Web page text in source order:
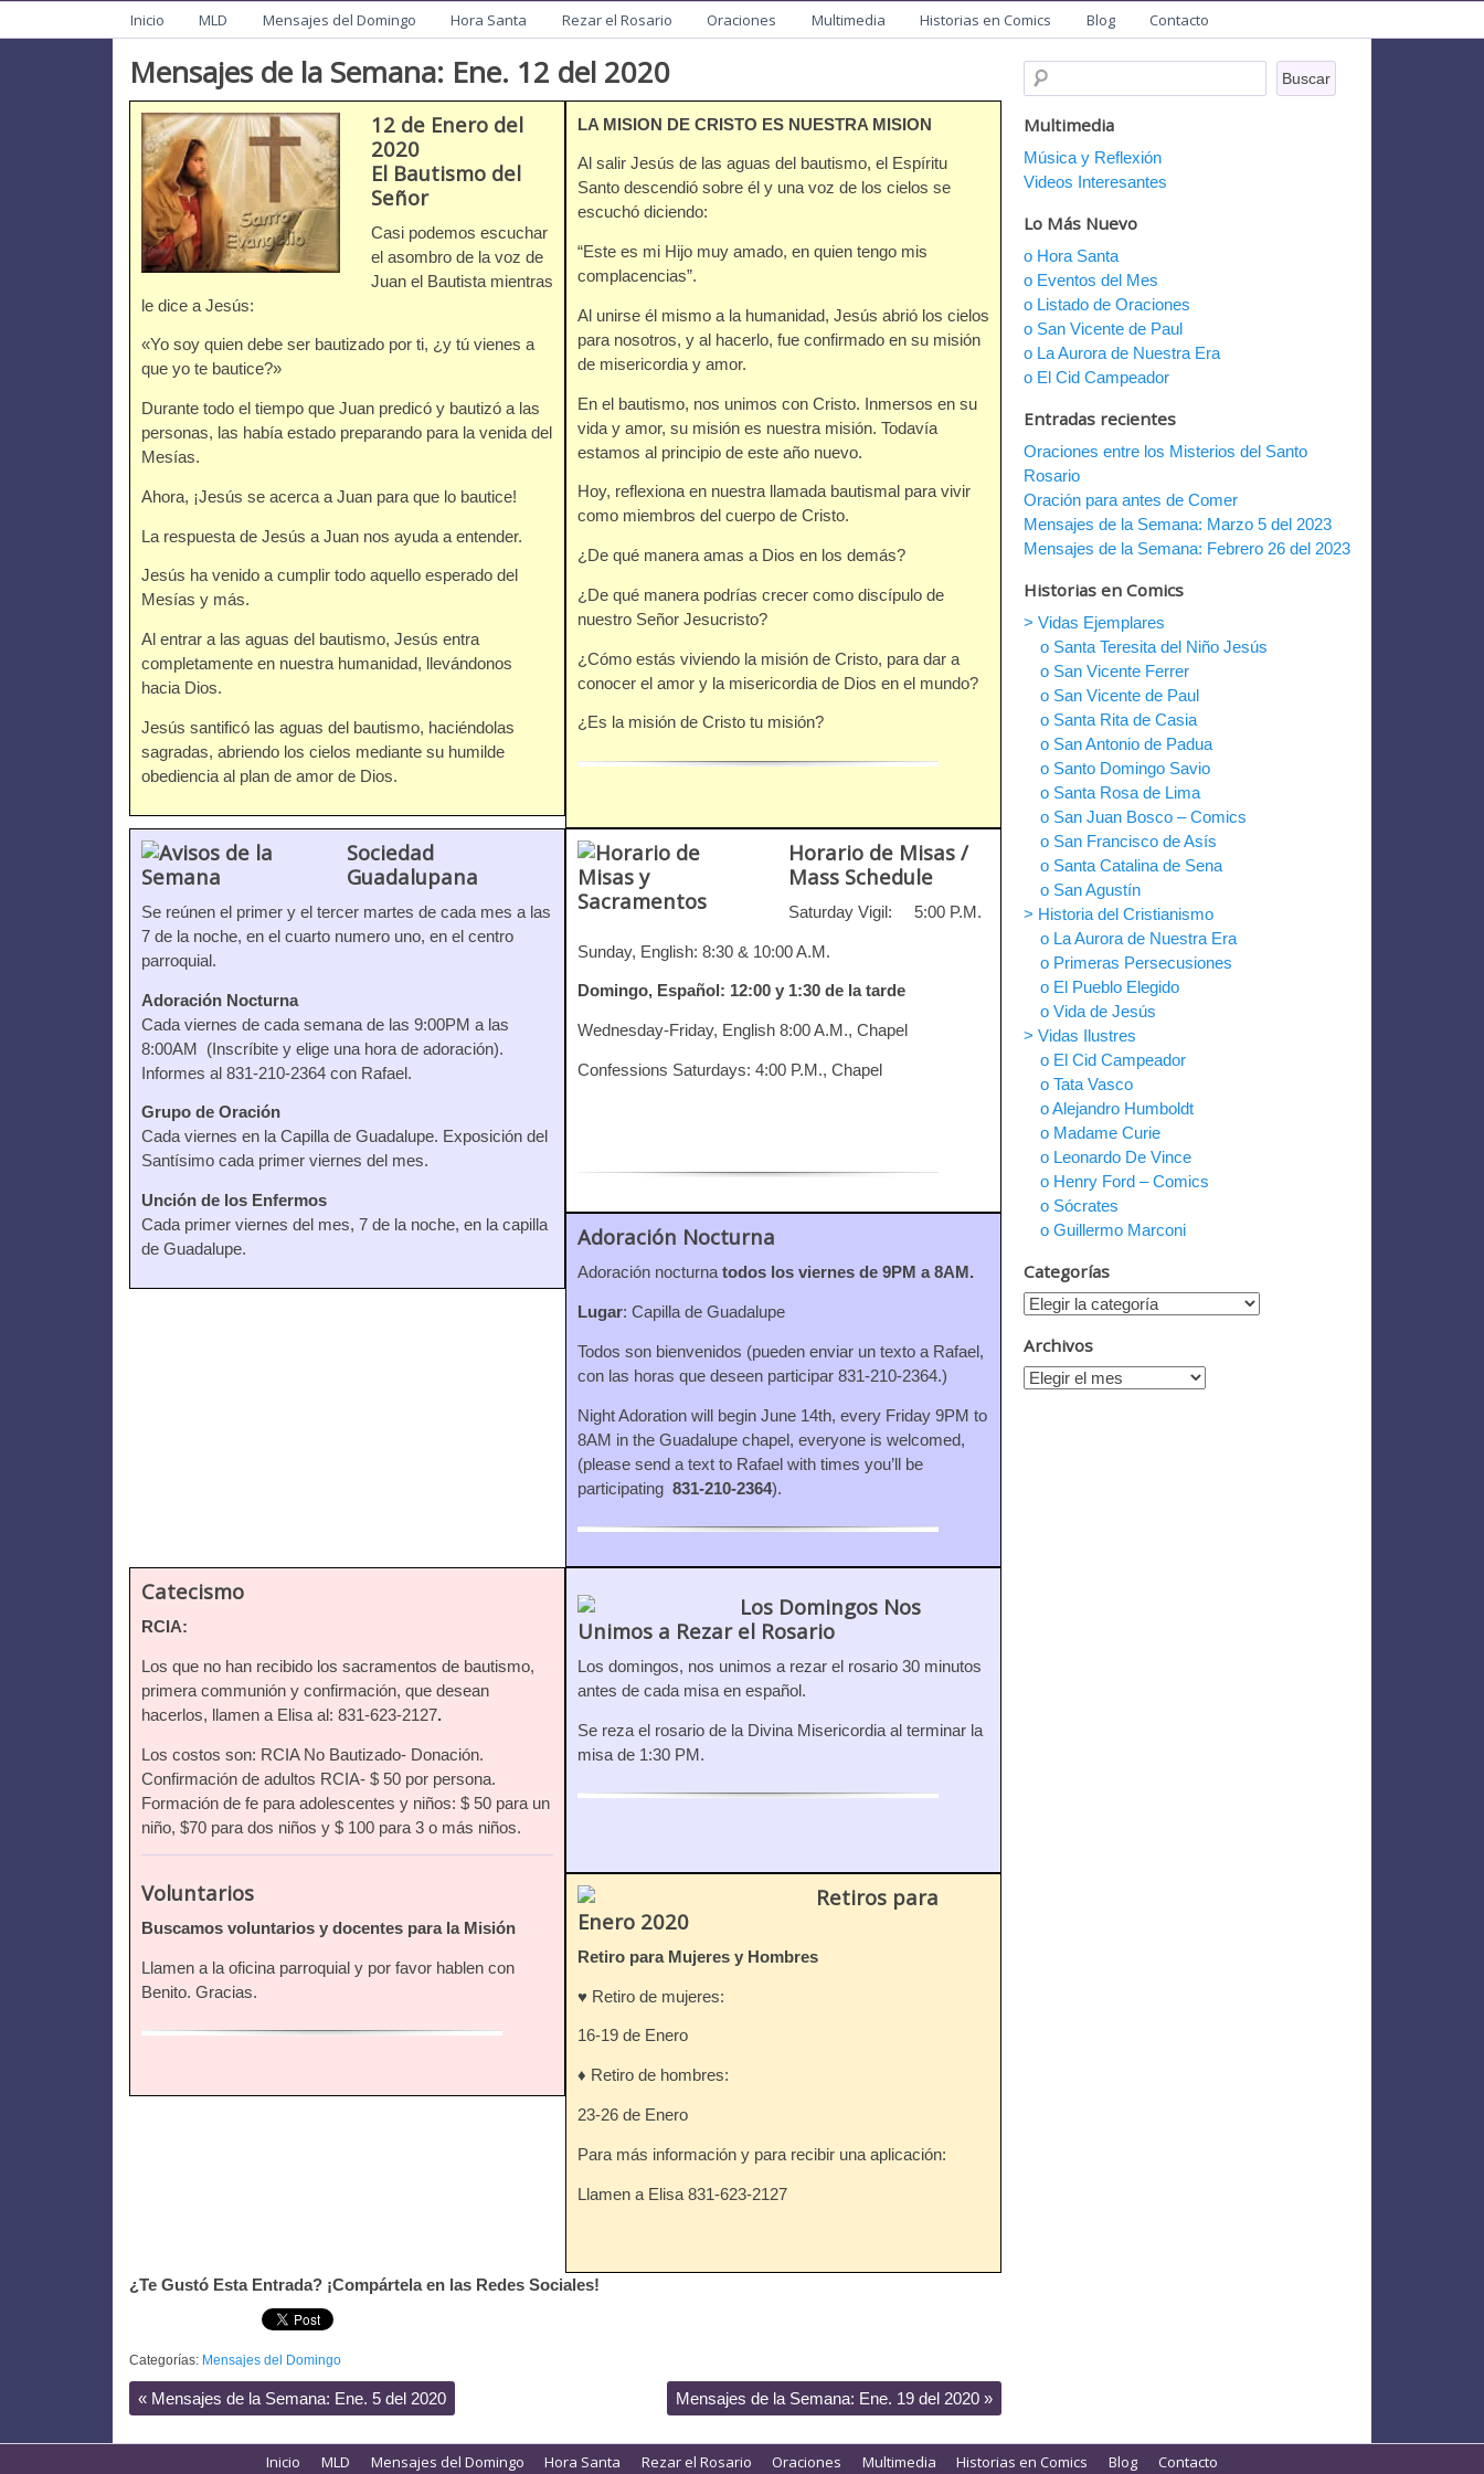
Mision de San Juan Bautista
Informacion General de la Mission
Menu
Inicio MLD Mensajes del Domingo Hora Santa Rezar el Rosario Oraciones Multimedia Historias en Comics Blog Contacto
Mensajes de la Semana: Ene. 12 del 2020
12 de Enero del
2020
El Bautismo del
Señor
Casi podemos escuchar
el asombro de la voz de
Juan el Bautista mientras
le dice a Jesús:
«Yo soy quien debe ser bautizado por ti, ¿y tú vienes a
que yo te bautice?»
Durante todo el tiempo que Juan predicó y bautizó a las
personas, las había estado preparando para la venida del
Mesías.
Ahora, ¡Jesús se acerca a Juan para que lo bautice!
La respuesta de Jesús a Juan nos ayuda a entender.
Jesús ha venido a cumplir todo aquello esperado del
Mesías y más.
Al entrar a las aguas del bautismo, Jesús entra
completamente en nuestra humanidad, llevándonos
hacia Dios.
Jesús santificó las aguas del bautismo, haciéndolas
sagradas, abriendo los cielos mediante su humilde
obediencia al plan de amor de Dios.
LA MISION DE CRISTO ES NUESTRA MISION
Al salir Jesús de las aguas del bautismo, el Espíritu
Santo descendió sobre él y una voz de los cielos se
escuchó diciendo:
“Este es mi Hijo muy amado, en quien tengo mis
complacencias”.
Al unirse él mismo a la humanidad, Jesús abrió los cielos
para nosotros, y al hacerlo, fue confirmado en su misión
de misericordia y amor.
En el bautismo, nos unimos con Cristo. Inmersos en su
vida y amor, su misión es nuestra misión. Todavía
estamos al principio de este año nuevo.
Hoy, reflexiona en nuestra llamada bautismal para vivir
como miembros del cuerpo de Cristo.
¿De qué manera amas a Dios en los demás?
¿De qué manera podrías crecer como discípulo de
nuestro Señor Jesucristo?
¿Cómo estás viviendo la misión de Cristo, para dar a
conocer el amor y la misericordia de Dios en el mundo?
¿Es la misión de Cristo tu misión?
Sociedad
Guadalupana
Se reúnen el primer y el tercer martes de cada mes a las
7 de la noche, en el cuarto numero uno, en el centro
parroquial.
Adoración Nocturna
Cada viernes de cada semana de las 9:00PM a las
8:00AM (Inscríbite y elige una hora de adoración).
Informes al 831-210-2364 con Rafael.
Grupo de Oración
Cada viernes en la Capilla de Guadalupe. Exposición del
Santísimo cada primer viernes del mes.
Unción de los Enfermos
Cada primer viernes del mes, 7 de la noche, en la capilla
de Guadalupe.
Horario de Misas /
Mass Schedule
Saturday Vigil: 5:00 P.M.
Sunday, English: 8:30 & 10:00 A.M.
Domingo, Español: 12:00 y 1:30 de la tarde
Wednesday-Friday, English 8:00 A.M., Chapel
Confessions Saturdays: 4:00 P.M., Chapel
Adoración Nocturna
Adoración nocturna todos los viernes de 9PM a 8AM.
Lugar: Capilla de Guadalupe
Todos son bienvenidos (pueden enviar un texto a Rafael,
con las horas que deseen participar 831-210-2364.)
Night Adoration will begin June 14th, every Friday 9PM to
8AM in the Guadalupe chapel, everyone is welcomed,
(please send a text to Rafael with times you’ll be
participating 831-210-2364).
Catecismo
RCIA:
Los que no han recibido los sacramentos de bautismo,
primera communión y confirmación, que desean
hacerlos, llamen a Elisa al: 831-623-2127.
Los costos son: RCIA No Bautizado- Donación.
Confirmación de adultos RCIA- $ 50 por persona.
Formación de fe para adolescentes y niños: $ 50 para un
niño, $70 para dos niños y $ 100 para 3 o más niños.
Voluntarios
Buscamos voluntarios y docentes para la Misión
Llamen a la oficina parroquial y por favor hablen con
Benito. Gracias.
Los Domingos Nos
Unimos a Rezar el Rosario
Los domingos, nos unimos a rezar el rosario 30 minutos
antes de cada misa en español.
Se reza el rosario de la Divina Misericordia al terminar la
misa de 1:30 PM.
Retiros para
Enero 2020
Retiro para Mujeres y Hombres
♥ Retiro de mujeres:
16-19 de Enero
♦ Retiro de hombres:
23-26 de Enero
Para más información y para recibir una aplicación:
Llamen a Elisa 831-623-2127
¿Te Gustó Esta Entrada? ¡Compártela en las Redes Sociales!
Categorías: Mensajes del Domingo
« Mensajes de la Semana: Ene. 5 del 2020 Mensajes de la Semana: Ene. 19 del 2020 »
Multimedia
Música y Reflexión
Videos Interesantes
Lo Más Nuevo
o Hora Santa
o Eventos del Mes
o Listado de Oraciones
o San Vicente de Paul
o La Aurora de Nuestra Era
o El Cid Campeador
Entradas recientes
Oraciones entre los Misterios del Santo
Rosario
Oración para antes de Comer
Mensajes de la Semana: Marzo 5 del 2023
Mensajes de la Semana: Febrero 26 del 2023
Historias en Comics
> Vidas Ejemplares
o Santa Teresita del Niño Jesús
o San Vicente Ferrer
o San Vicente de Paul
o Santa Rita de Casia
o San Antonio de Padua
o Santo Domingo Savio
o Santa Rosa de Lima
o San Juan Bosco – Comics
o San Francisco de Asís
o Santa Catalina de Sena
o San Agustín
> Historia del Cristianismo
o La Aurora de Nuestra Era
o Primeras Persecusiones
o El Pueblo Elegido
o Vida de Jesús
> Vidas Ilustres
o El Cid Campeador
o Tata Vasco
o Alejandro Humboldt
o Madame Curie
o Leonardo De Vince
o Henry Ford – Comics
o Sócrates
o Guillermo Marconi
Categorías
Archivos
Inicio MLD Mensajes del Domingo Hora Santa Rezar el Rosario Oraciones Multimedia Historias en Comics Blog Contacto